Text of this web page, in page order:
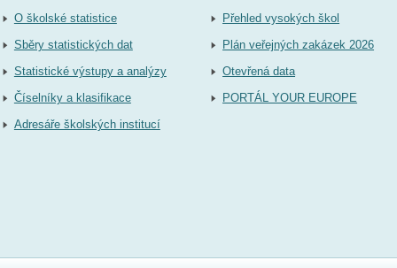
O školské statistice
Sběry statistických dat
Statistické výstupy a analýzy
Číselníky a klasifikace
Adresáře školských institucí
Přehled vysokých škol
Plán veřejných zakázek 2026
Otevřená data
PORTÁL YOUR EUROPE